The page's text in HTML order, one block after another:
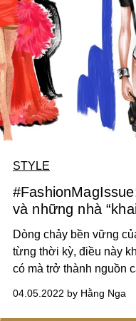
STYLE
và những nhà
Dòng chảy bền vững
từng thời kỳ, điều này
có mà trở thành nguồn
kế. Nếu năm 2021 tất
và sức ngược dòng
04.05.2022 by Hằng Nga